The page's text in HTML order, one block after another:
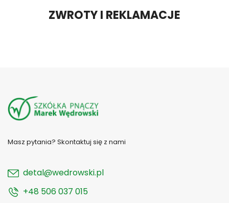
ZWROTY I REKLAMACJE
Masz pytania? Skontaktuj się z nami
detal@wedrowski.pl
+48 506 037 015